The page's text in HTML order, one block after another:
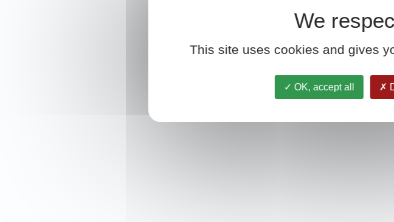
This site uses cookies and gives
OK, accept all